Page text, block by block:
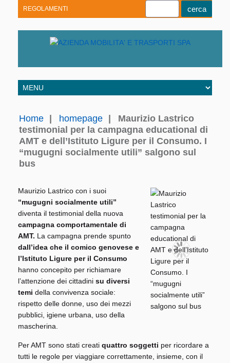
REGOLAMENTI
Home homepage
Maurizio Lastrico
testimonial per la campagna educational di
AMT e dell’Istituto Ligure per il Consumo. I
“mugugni socialmente utili” salgono sul
bus
Maurizio Lastrico con i suoi
“mugugni socialmente utili”
diventa il testimonial della nuova
campagna comportamentale di
AMT. La campagna prende spunto
dall’idea che il comico genovese e
l’Istituto Ligure per il Consumo
hanno concepito per richiamare
l’attenzione dei cittadini su diversi
temi della convivenza sociale:
rispetto delle donne, uso dei mezzi
pubblici, igiene urbana, uso della
mascherina.
Per AMT sono stati creati quattro soggetti per ricordare a
tutti le regole per viaggiare correttamente, insieme, con il